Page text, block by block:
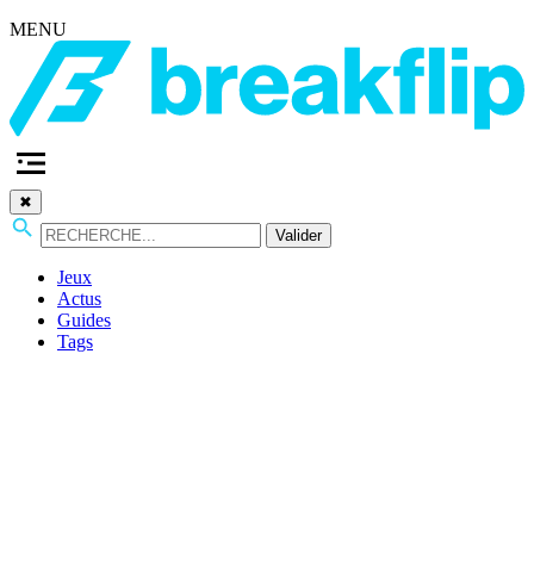
MENU
✖
Valider
Jeux
Actus
Guides
Tags